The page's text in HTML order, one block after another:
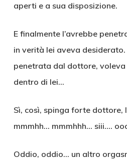
aperti e a sua disposizione.
E finalmente l’avrebbe
in verità lei aveva desiderato.
penetrata dal dottore, voleva
dentro di lei…
Sì, così, spinga forte dottore,
mmmhh… mmmhhh… siii….
Oddio, oddio… un altro